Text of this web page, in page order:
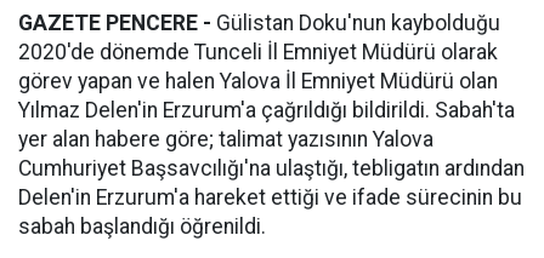
GAZETE PENCERE - Gülistan Doku'nun kaybolduğu
2020'de dönemde Tunceli İl Emniyet Müdürü olarak
görev yapan ve halen Yalova İl Emniyet Müdürü olan
Yılmaz Delen'in Erzurum'a çağrıldığı bildirildi. Sabah'ta
yer alan habere göre; talimat yazısının Yalova
Cumhuriyet Başsavcılığı'na ulaştığı, tebligatın ardından
Delen'in Erzurum'a hareket ettiği ve ifade sürecinin bu
sabah başlandığı öğrenildi.